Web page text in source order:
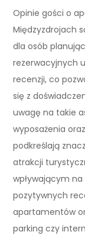
Opinie gości o
Międzyzdrojach
dla osób
rezerwacyjnych
recenzji, co
się z
uwagę na takie
wyposażenia
podkreślają
atrakcji
wpływającym
pozytywnych
apartamentów
parking czy